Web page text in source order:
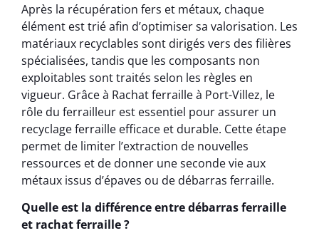
Après la récupération fers et métaux, chaque
élément est trié afin d’optimiser sa valorisation. Les
matériaux recyclables sont dirigés vers des filières
spécialisées, tandis que les composants non
exploitables sont traités selon les règles en
vigueur. Grâce à Rachat ferraille à Port-Villez, le
rôle du ferrailleur est essentiel pour assurer un
recyclage ferraille efficace et durable. Cette étape
permet de limiter l’extraction de nouvelles
ressources et de donner une seconde vie aux
métaux issus d’épaves ou de débarras ferraille.
Quelle est la différence entre débarras ferraille
et rachat ferraille ?